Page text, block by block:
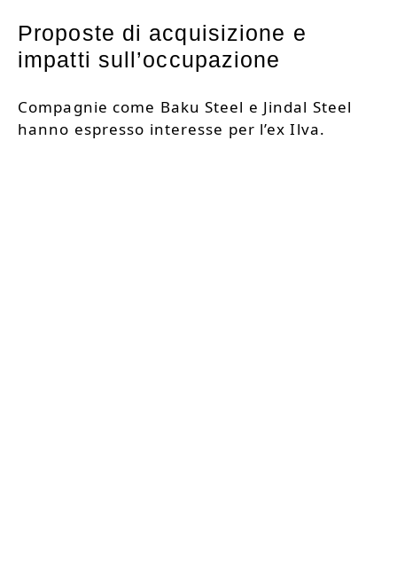
Proposte di acquisizione e
impatti sull’occupazione
Compagnie come Baku Steel e Jindal Steel
hanno espresso interesse per l’ex Ilva.